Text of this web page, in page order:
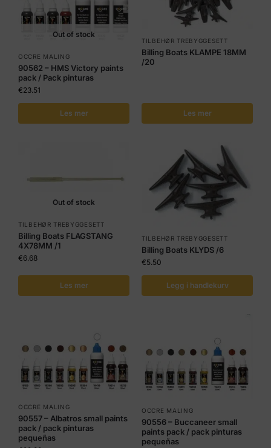
Out of stock
OCCRE MALING
90562 – HMS Victory paints
pack / Pack pinturas
€23.51
Les mer
TILBEHØR TREBYGGESETT
Billing Boats KLAMPE 18MM
/20
Les mer
Out of stock
TILBEHØR TREBYGGESETT
Billing Boats FLAGSTANG
4X78MM /1
€6.68
Les mer
TILBEHØR TREBYGGESETT
Billing Boats KLYDS /6
€5.50
Legg i handlekurv
OCCRE MALING
90557 – Albatros small paints
pack / pack pinturas
pequeñas
OCCRE MALING
90556 – Buccaneer small
paints pack / pack pinturas
pequeñas